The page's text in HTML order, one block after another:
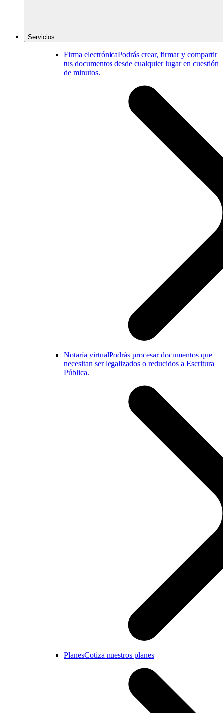
Servicios
Firma electrónicaPodrás crear, firmar y compartir
tus documentos desde cualquier lugar en cuestión
de minutos.
Notaría virtualPodrás procesar documentos que
necesitan ser legalizados o reducidos a Escritura
Pública.
PlanesCotiza nuestros planes